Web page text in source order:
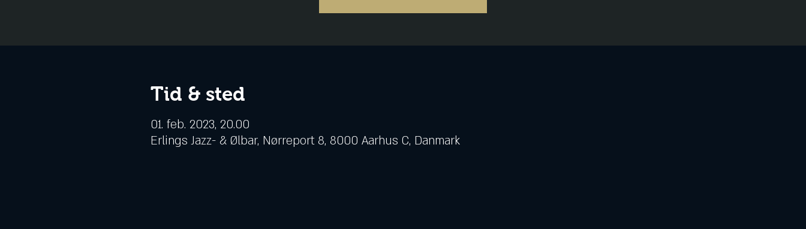
Tid & sted
01. feb. 2023, 20.00
Erlings Jazz- & Ølbar, Nørreport 8, 8000 Aarhus C, Danmark